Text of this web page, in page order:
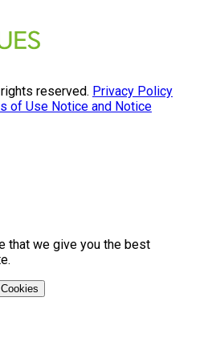
reserved. Privacy Policy
of Use Notice and Notice
that we give you the best